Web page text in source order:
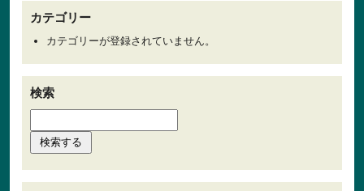
カテゴリー
カテゴリーが登録されていません。
検索